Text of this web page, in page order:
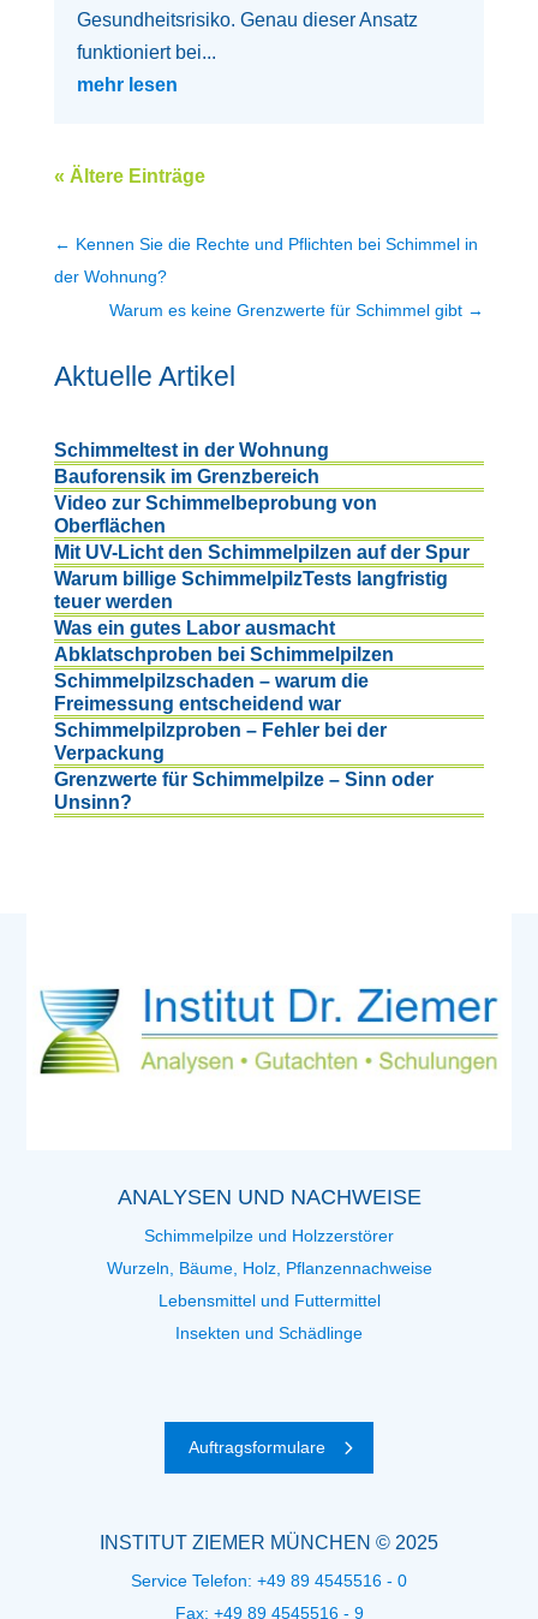
Gesundheitsrisiko. Genau dieser Ansatz
funktioniert bei...
mehr lesen
« Ältere Einträge
← Kennen Sie die Rechte und Pflichten bei Schimmel in
der Wohnung?
Warum es keine Grenzwerte für Schimmel gibt →
Aktuelle Artikel
Schimmeltest in der Wohnung
Bauforensik im Grenzbereich
Video zur Schimmelbeprobung von
Oberflächen
Mit UV-Licht den Schimmelpilzen auf der Spur
Warum billige SchimmelpilzTests langfristig
teuer werden
Was ein gutes Labor ausmacht
Abklatschproben bei Schimmelpilzen
Schimmelpilzschaden – warum die
Freimessung entscheidend war
Schimmelpilzproben – Fehler bei der
Verpackung
Grenzwerte für Schimmelpilze – Sinn oder
Unsinn?
ANALYSEN UND NACHWEISE
Schimmelpilze und Holzzerstörer
Wurzeln, Bäume, Holz, Pflanzennachweise
Lebensmittel und Futtermittel
Insekten und Schädlinge
Auftragsformulare
INSTITUT ZIEMER MÜNCHEN © 2025
Service Telefon: +49 89 4545516 - 0
Fax: +49 89 4545516 - 9